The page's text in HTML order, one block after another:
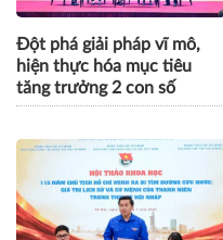
Đột phá giải pháp vĩ mô,
hiện thực hóa mục tiêu
tăng trưởng 2 con số